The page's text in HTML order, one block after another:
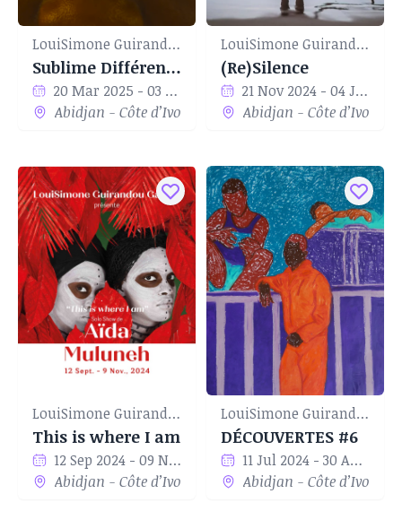
LouiSimone Guirandou Gallery
Sublime Différence
20 Mar 2025 - 03 May 2025
Abidjan - Côte d’Ivoire
LouiSimone Guirandou Gallery
(Re)Silence
21 Nov 2024 - 04 Jan 2025
Abidjan - Côte d’Ivoire
LouiSimone Guirandou Gallery
This is where I am
12 Sep 2024 - 09 Nov 2024
Abidjan - Côte d’Ivoire
LouiSimone Guirandou Gallery
DÉCOUVERTES #6
11 Jul 2024 - 30 Aug 2024
Abidjan - Côte d’Ivoire